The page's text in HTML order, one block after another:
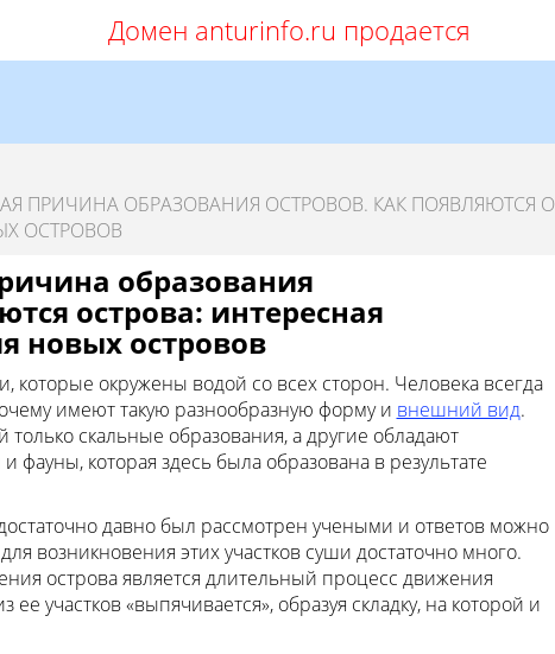
Домен anturinfo.ru продается
ПРИЧИНА ОБРАЗОВАНИЯ ОСТРОВОВ. КАК ПОЯВЛЯЮТСЯ
ОСТРОВОВ
образования
острова: интересная
новых островов
которые окружены водой со всех сторон. Человека всегда
имеют такую разнообразную форму и внешний вид.
скальные образования, а другие обладают
которая здесь была образована в результате
давно был рассмотрен учеными и ответов можно
возникновения этих участков суши достаточно много.
острова является длительный процесс движения
участков «выпячивается», образуя складку, на которой и